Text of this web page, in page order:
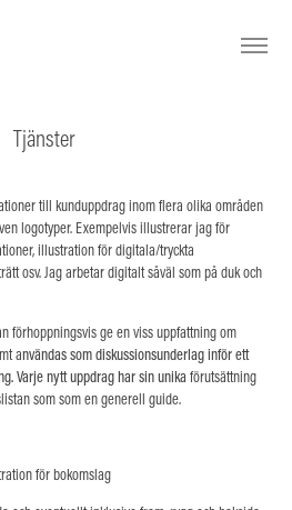
Tjänster
till kunduppdrag inom flera olika områden
logotyper. Exempelvis illustrerar jag för
illustration för digitala/tryckta
osv.Jag arbetar digitalt såväl som på duk och
förhoppningsvis ge en viss uppfattning om
användas som diskussionsunderlag inför ett
Varje nytt uppdrag har sin unikaförutsättning
som som en generell guide.
för bokomslag